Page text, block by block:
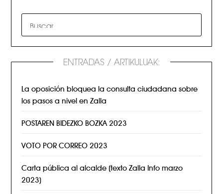
ENTRADAS / ARTIKULUAK:
La oposición bloquea la consulta ciudadana sobre
los pasos a nivel en Zalla
POSTAREN BIDEZKO BOZKA 2023
VOTO POR CORREO 2023
Carta pública al alcalde (texto Zalla Info marzo
2023)